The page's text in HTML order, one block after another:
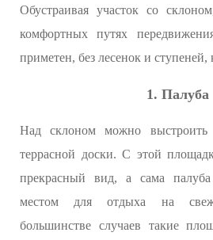
Обустраивая участок со
комфортных путях
приметен, без лесенок и ступеней,
1. Палуба
Над склоном можно выстроить
террасной доски. С этой
прекрасный вид, а сама палуба
местом для отдыха на
большинстве случаев такие